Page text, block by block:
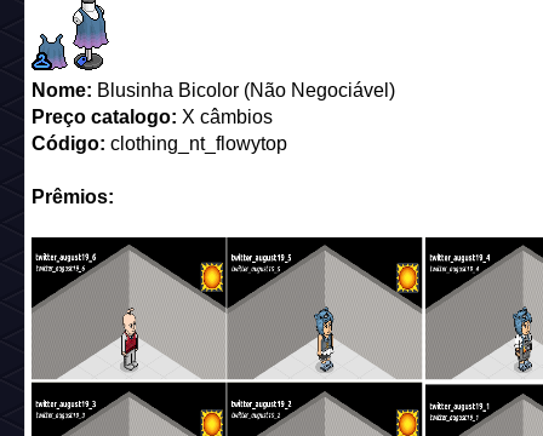
Nome: Blusinha Bicolor (Não Negociável)
Preço catalogo: X câmbios
Código: clothing_nt_flowytop
Prêmios: